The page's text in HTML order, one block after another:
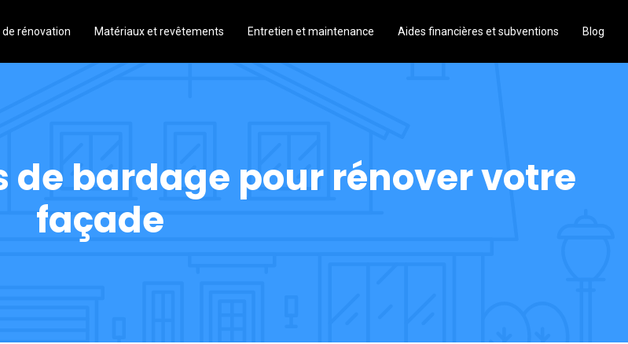
de rénovation Matériaux et revêtements Entretien et maintenance Aides financières et subventions Blog
bardage pour rénover votre
façade